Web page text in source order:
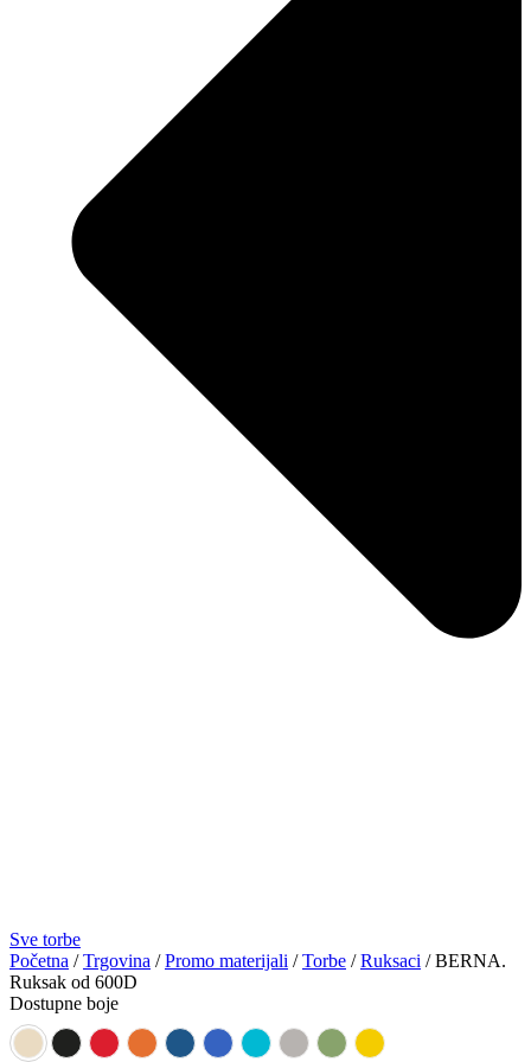
Sve torbe
Početna /Trgovina /Promo materijali /Torbe /Ruksaci / BERNA.
Ruksak od 600D
Dostupne boje